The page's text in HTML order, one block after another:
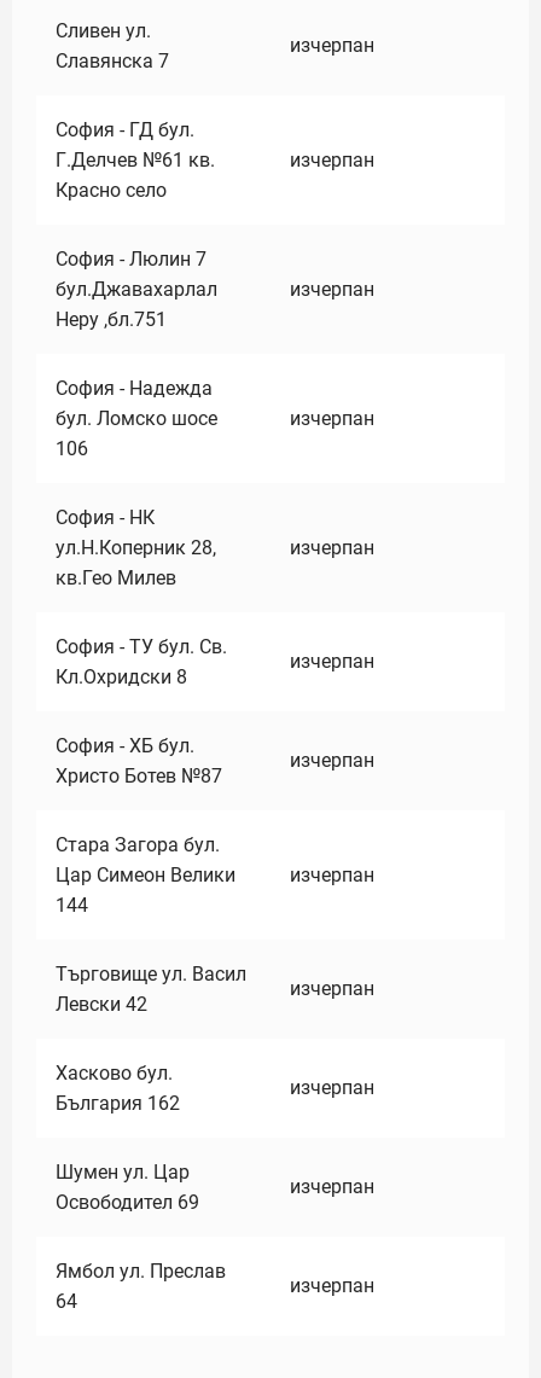
Сливен ул.
Славянска 7
изчерпан
София - ГД бул.
Г.Делчев №61 кв.
Красно село
изчерпан
София - Люлин 7
бул.Джавахарлал
Неру ,бл.751
изчерпан
София - Надежда
бул. Ломско шосе
106
изчерпан
София - НК
ул.Н.Коперник 28,
кв.Гео Милев
изчерпан
София - ТУ бул. Св.
Кл.Охридски 8
изчерпан
София - ХБ бул.
Христо Ботев №87
изчерпан
Стара Загора бул.
Цар Симеон Велики
144
изчерпан
Търговище ул. Васил
Левски 42
изчерпан
Хасково бул.
България 162
изчерпан
Шумен ул. Цар
Освободител 69
изчерпан
Ямбол ул. Преслав
64
изчерпан